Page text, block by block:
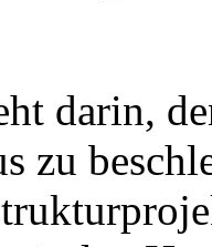
darin,
zu